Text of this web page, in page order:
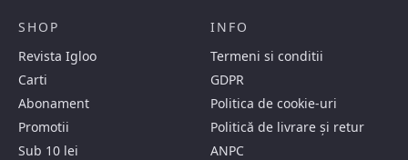
SHOP
Revista Igloo
Carti
Abonament
Promotii
Sub 10 lei
INFO
Termeni si conditii
GDPR
Politica de cookie-uri
Politică de livrare și retur
ANPC